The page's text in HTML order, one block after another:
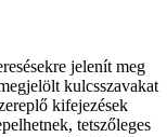
jelenít meg
kulcsszavakat
kifejezések
tetszőleges